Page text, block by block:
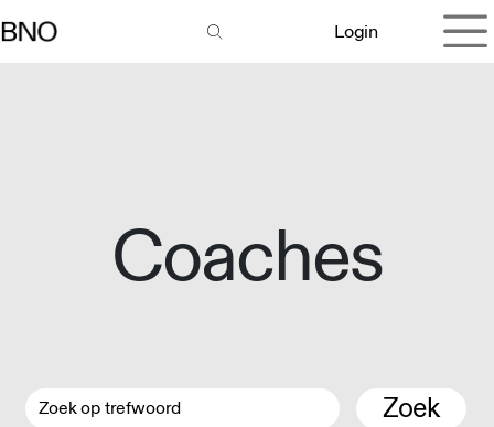
Login
Coaches
Zoek